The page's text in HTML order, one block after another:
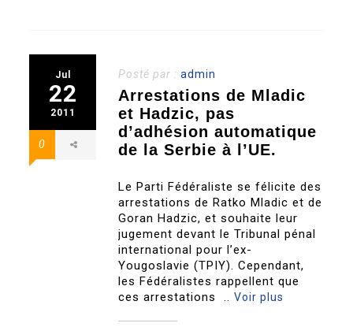
Jul
22
2011
0
Posté par :admin
Arrestations de Mladic
et Hadzic, pas
d’adhésion automatique
de la Serbie à l’UE.
Le Parti Fédéraliste se félicite des
arrestations de Ratko Mladic et de
Goran Hadzic, et souhaite leur
jugement devant le Tribunal pénal
international pour l’ex-
Yougoslavie (TPIY). Cependant,
les Fédéralistes rappellent que
ces arrestations ..Voir plus